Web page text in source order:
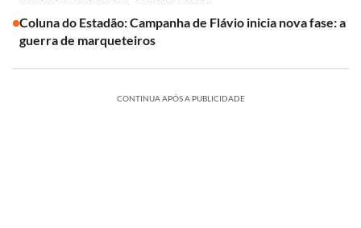
Coluna do Estadão: Campanha de Flávio inicia nova fase: a
guerra de marqueteiros
CONTINUA APÓS A PUBLICIDADE